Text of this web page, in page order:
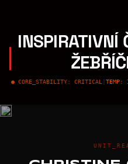
INSPIRATIVNÍ
● CORE_STABILITY: CRITICAL TEMP: